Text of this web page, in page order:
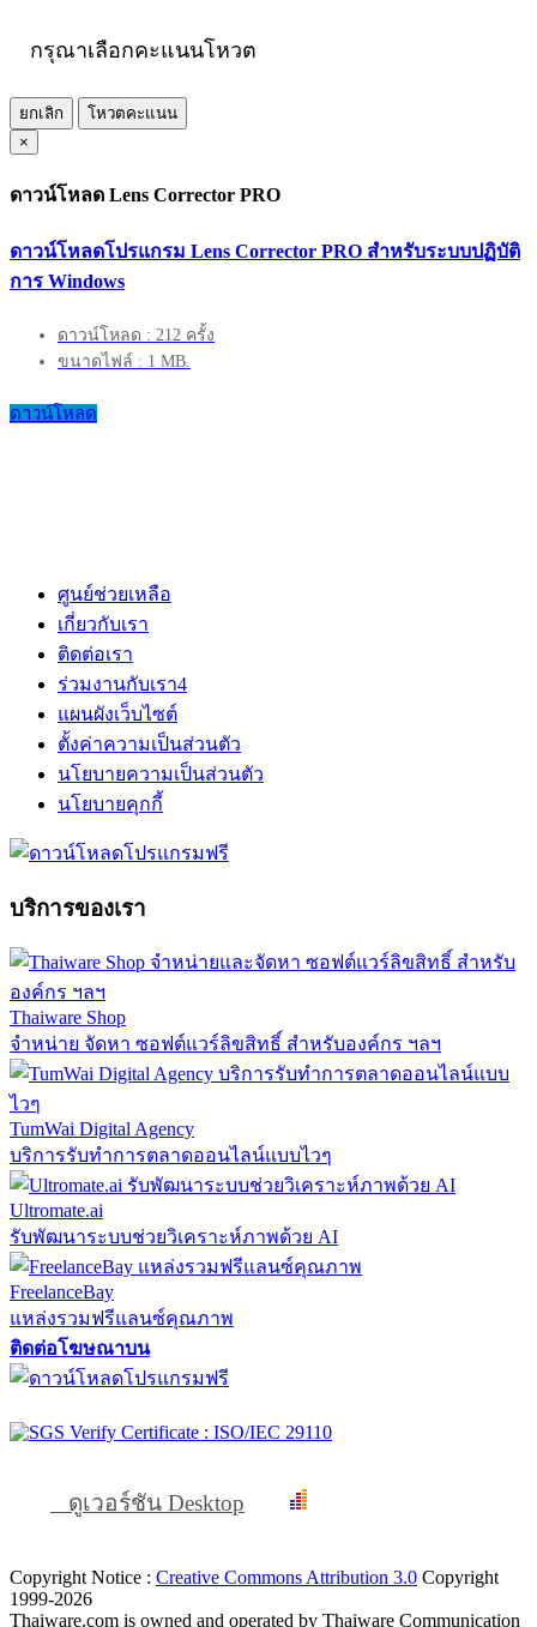
กรุณาเลือกคะแนนโหวต
ยกเลิก
โหวตคะแนน
×
ดาวน์โหลด Lens Corrector PRO
ดาวน์โหลดโปรแกรม Lens Corrector PRO สำหรับระบบปฏิบัติ
การ Windows
ดาวน์โหลด : 212 ครั้ง
ขนาดไฟล์ : 1 MB.
ดาวน์โหลด
ศูนย์ช่วยเหลือ
เกี่ยวกับเรา
ติดต่อเรา
ร่วมงานกับเรา4
แผนผังเว็บไซต์
ตั้งค่าความเป็นส่วนตัว
นโยบายความเป็นส่วนตัว
นโยบายคุกกี้
บริการของเรา
Thaiware Shop
จำหน่าย จัดหา ซอฟต์แวร์ลิขสิทธิ์ สำหรับองค์กร ฯลฯ
TumWai Digital Agency
บริการรับทำการตลาดออนไลน์แบบไวๆ
Ultromate.ai
รับพัฒนาระบบช่วยวิเคราะห์ภาพด้วย AI
FreelanceBay
แหล่งรวมฟรีแลนซ์คุณภาพ
ติดต่อโฆษณาบน
ดูเวอร์ชัน Desktop
Copyright Notice : Creative Commons Attribution 3.0 Copyright
1999-2026
Thaiware.com is owned and operated by Thaiware Communication